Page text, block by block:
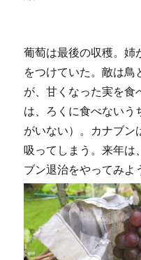
葡萄は最後の収穫。姉
をつけていた。敵は鳥
が、甘くなった実を食
は、ろくに食べないう
がいない）。カナブン
吸ってしまう。来年は
ブン退治をやってみよ